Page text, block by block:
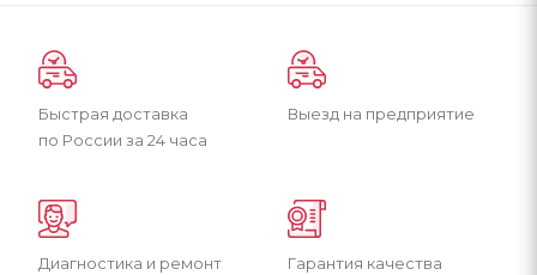
Быстрая доставка
по России за 24 часа
Выезд на предприятие
Диагностика и ремонт Гарантия качества